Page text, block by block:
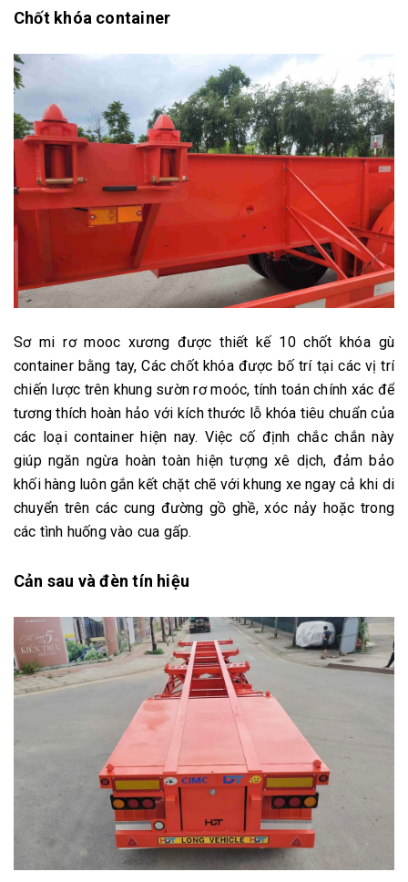
Chốt khóa container
Sơ mi rơ mooc xương được thiết kế 10 chốt khóa gù
container bằng tay, Các chốt khóa được bố trí tại các vị trí
chiến lược trên khung sườn rơ moóc, tính toán chính xác để
tương thích hoàn hảo với kích thước lỗ khóa tiêu chuẩn của
các loại container hiện nay. Việc cố định chắc chắn này
giúp ngăn ngừa hoàn toàn hiện tượng xê dịch, đảm bảo
khối hàng luôn gắn kết chặt chẽ với khung xe ngay cả khi di
chuyển trên các cung đường gồ ghề, xóc nảy hoặc trong
các tình huống vào cua gấp.
Cản sau và đèn tín hiệu